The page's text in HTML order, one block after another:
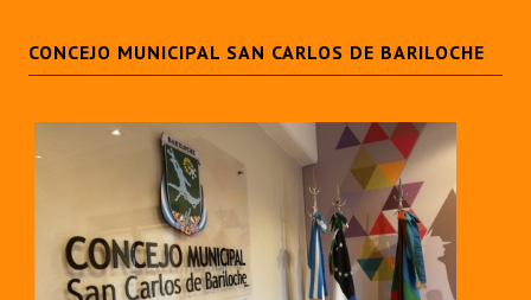
CONCEJO MUNICIPAL SAN CARLOS DE BARILOCHE